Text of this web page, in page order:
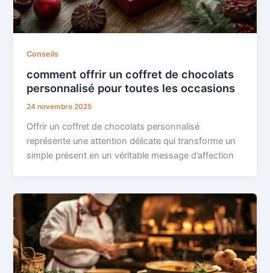
Conseils
comment offrir un coffret de chocolats
personnalisé pour toutes les occasions
24 novembre 2025
Offrir un coffret de chocolats personnalisé
représente une attention délicate qui transforme un
simple présent en un véritable message d’affection